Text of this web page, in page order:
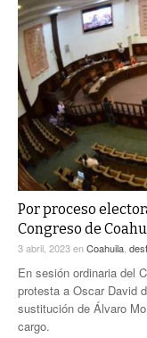
EXA
EL EXACTO
EXA INFORMA
GLOBO
CONTEXTOS
TRAYECTO
A MEDIA
A TODA LEY
DIÁLOGOS CON
TWEETS AND
LA MEJOR 97.1
PULSO
LA MEJOR
COLABORADORES
PC29
ACTUALIDADES
Por proceso
Congreso de
3 abril, 2023enCoahuila
En sesión ordinaria del
protesta a Oscar David
sustitución de Álvaro
cargo.